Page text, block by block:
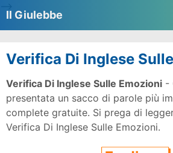
Il Giulebbe
Verifica Di Inglese
Verifica Di Inglese Sulle Emozioni -
presentata un sacco di parole più
complete gratuite. Si prega di
Verifica Di Inglese Sulle Emozioni.